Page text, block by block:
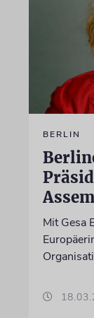
BERLIN
Mit Gesa